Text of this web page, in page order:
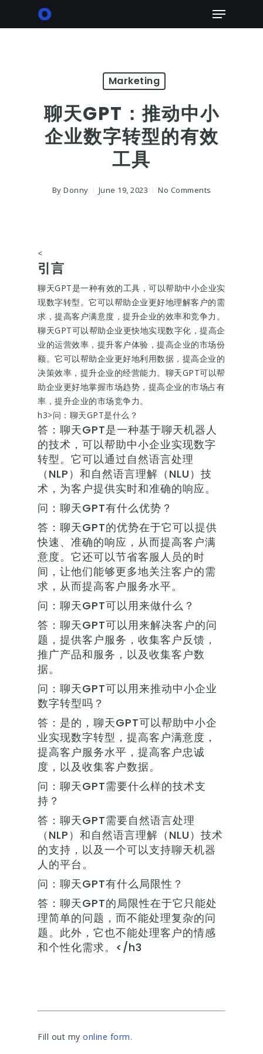
Menu
Marketing
聊天GPT：推动中小
企业数字转型的有效
工具
By Donny June 19, 2023 No Comments
<
引言
聊天GPT是一种有效的工具，可以帮助中小企业实
现数字转型。它可以帮助企业更好地理解客户的需
求，提高客户满意度，提升企业的效率和竞争力。
聊天GPT可以帮助企业更快地实现数字化，提高企
业的运营效率，提升客户体验，提高企业的市场份
额。它可以帮助企业更好地利用数据，提高企业的
决策效率，提升企业的经营能力。聊天GPT可以帮
助企业更好地掌握市场趋势，提高企业的市场占有
率，提升企业的市场竞争力。
h3>问：聊天GPT是什么？
答：聊天GPT是一种基于聊天机器人
的技术，可以帮助中小企业实现数字
转型。它可以通过自然语言处理
（NLP）和自然语言理解（NLU）技
术，为客户提供实时和准确的响应。
问：聊天GPT有什么优势？
答：聊天GPT的优势在于它可以提供
快速、准确的响应，从而提高客户满
意度。它还可以节省客服人员的时
间，让他们能够更多地关注客户的需
求，从而提高客户服务水平。
问：聊天GPT可以用来做什么？
答：聊天GPT可以用来解决客户的问
题，提供客户服务，收集客户反馈，
推广产品和服务，以及收集客户数
据。
问：聊天GPT可以用来推动中小企业
数字转型吗？
答：是的，聊天GPT可以帮助中小企
业实现数字转型，提高客户满意度，
提高客户服务水平，提高客户忠诚
度，以及收集客户数据。
问：聊天GPT需要什么样的技术支
持？
答：聊天GPT需要自然语言处理
（NLP）和自然语言理解（NLU）技术
的支持，以及一个可以支持聊天机器
人的平台。
问：聊天GPT有什么局限性？
答：聊天GPT的局限性在于它只能处
理简单的问题，而不能处理复杂的问
题。此外，它也不能处理客户的情感
和个性化需求。</h3
Fill out my online form.